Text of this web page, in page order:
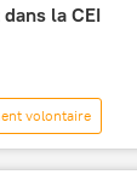
la CEI
volontaire
Société